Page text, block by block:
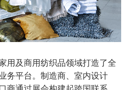
用及商用纺织品领域打造了全
务平台。制造商、室内设计